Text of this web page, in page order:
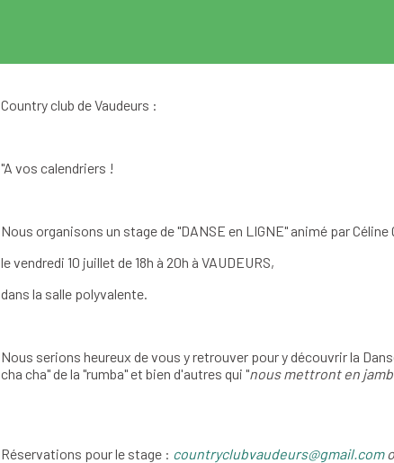
Country club de Vaudeurs :
"A vos calendriers !
Nous organisons un stage de"DANSE en LIGNE" animé par Céline
le vendredi 10 juillet de 18h à 20h à VAUDEURS,
dans la salle polyvalente.
Nous serions heureux de vous y retrouver pour y découvrir la
cha cha" de la "rumba" et bien d'autres qui "nous mettront en
Réservations pour le stage : countryclubvaudeurs@gmail.com